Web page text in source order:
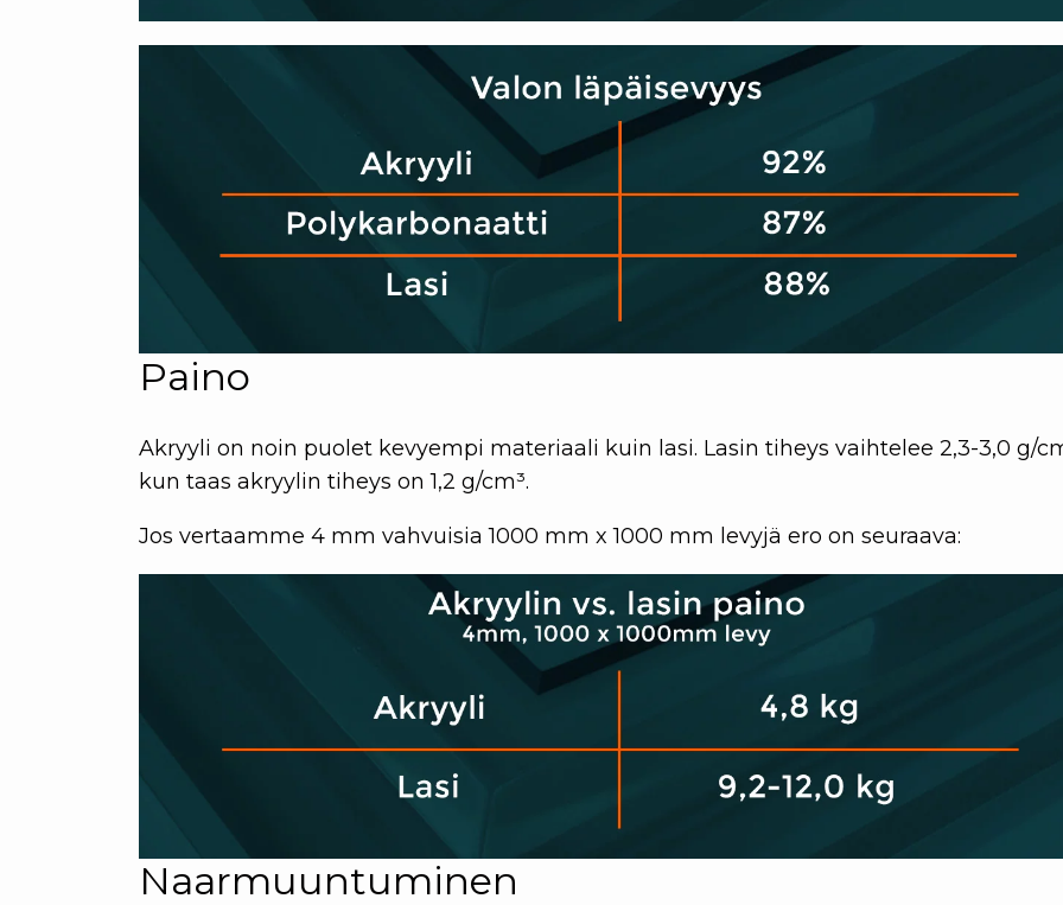
Paino
Akryyli on noin puolet kevyempi materiaali kuin lasi. Lasin tiheys vaihtelee 2,3-3,0 g/
kun taas akryylin tiheys on 1,2 g/cm³.
Jos vertaamme 4 mm vahvuisia 1000 mm x 1000 mm levyjä ero on seuraava:
Naarmuuntuminen